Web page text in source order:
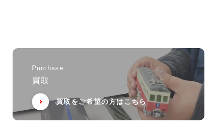
Purchase
買取
買取をご希望の方はこちら